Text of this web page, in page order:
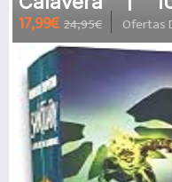
reutilizable +
17,99€ 24,95€ Ofertas